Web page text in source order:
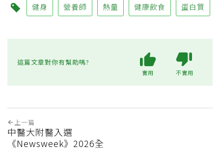
健身 營養師 熱量 健康飲食 蛋白質
這篇文章對你有幫助嗎?
實用 不實用
上一篇
中醫大附醫入選
《Newsweek》2026全